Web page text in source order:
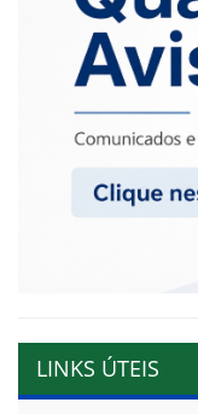
LINKS ÚTEIS